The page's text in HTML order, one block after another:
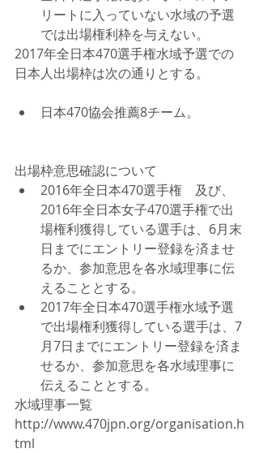
リートに入っていない水域の予選
では出場権利枠を与えない。
2017年全日本470選手権水域予選での
日本人出場枠は次の通りとする。
日本470協会推薦8チーム。
出場枠意思確認について
2016年全日本470選手権　及び、
2016年全日本女子470選手権で出
場権利獲得している選手は、6月末
日までにエントリー登録を済ませ
るか、参加意思を各水域理事に伝
えることとする。
2017年全日本470選手権水域予選
で出場権利獲得している選手は、7
月7日までにエントリー登録を済ま
せるか、参加意思を各水域理事に
伝えることとする。
水域理事一覧
http://www.470jpn.org/organisation.h
tml